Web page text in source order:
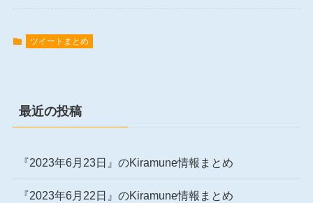
ツイートまとめ
最近の投稿
『2023年6月23日』のKiramune情報まとめ
『2023年6月22日』のKiramune情報まとめ